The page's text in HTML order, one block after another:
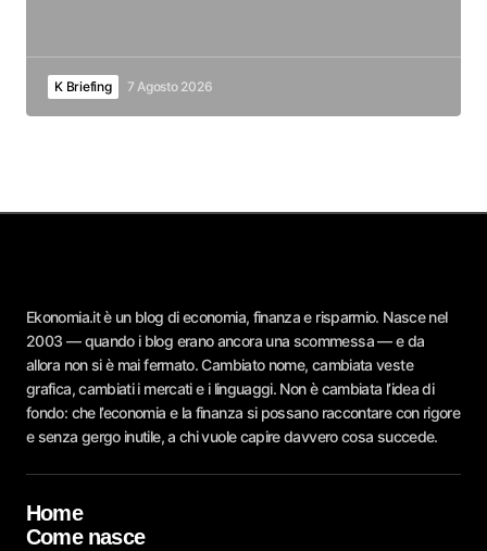
K Briefing 7 Agosto 2026
Ekonomia.it è un blog di economia, finanza e risparmio. Nasce nel
2003 — quando i blog erano ancora una scommessa — e da
allora non si è mai fermato. Cambiato nome, cambiata veste
grafica, cambiati i mercati e i linguaggi. Non è cambiata l’idea di
fondo: che l’economia e la finanza si possano raccontare con rigore
e senza gergo inutile, a chi vuole capire davvero cosa succede.
Home
Come nasce